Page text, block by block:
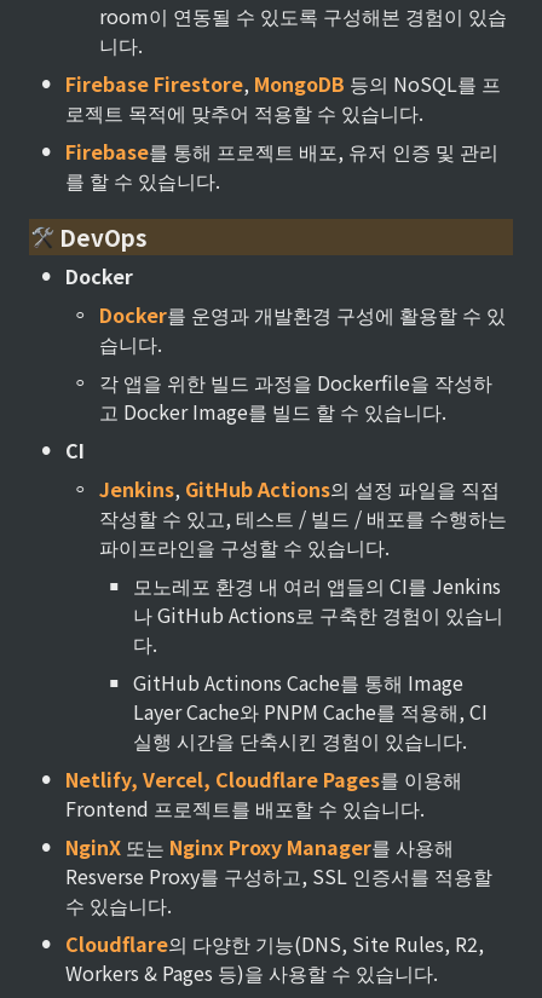
room이 연동될 수 있도록 구성해본 경험이 있습
니다.
• Firebase Firestore, MongoDB 등의 NoSQL를 프
로젝트 목적에 맞추어 적용할 수 있습니다.
• Firebase를 통해 프로젝트 배포, 유저 인증 및 관리
를 할 수 있습니다.
DevOps
• Docker
◦ Docker를 운영과 개발환경 구성에 활용할 수 있
습니다.
◦ 각 앱을 위한 빌드 과정을 Dockerfile을 작성하
고 Docker Image를 빌드 할 수 있습니다.
• CI
◦ Jenkins, GitHub Actions의 설정 파일을 직접
작성할 수 있고, 테스트 / 빌드 / 배포를 수행하는
파이프라인을 구성할 수 있습니다.
▪ 모노레포 환경 내 여러 앱들의 CI를 Jenkins
나 GitHub Actions로 구축한 경험이 있습니
다.
▪ GitHub Actinons Cache를 통해 Image
Layer Cache와 PNPM Cache를 적용해, CI
실행 시간을 단축시킨 경험이 있습니다.
• Netlify, Vercel, Cloudflare Pages를 이용해
Frontend 프로젝트를 배포할 수 있습니다.
• NginX 또는 Nginx Proxy Manager를 사용해
Resverse Proxy를 구성하고, SSL 인증서를 적용할
수 있습니다.
• Cloudflare의 다양한 기능(DNS, Site Rules, R2,
Workers & Pages 등)을 사용할 수 있습니다.